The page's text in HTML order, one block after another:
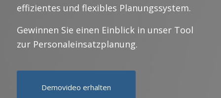
effizientes und flexibles Planungssystem.
Gewinnen Sie einen Einblick in unser Tool
zur Personaleinsatzplanung.
Demovideo erhalten